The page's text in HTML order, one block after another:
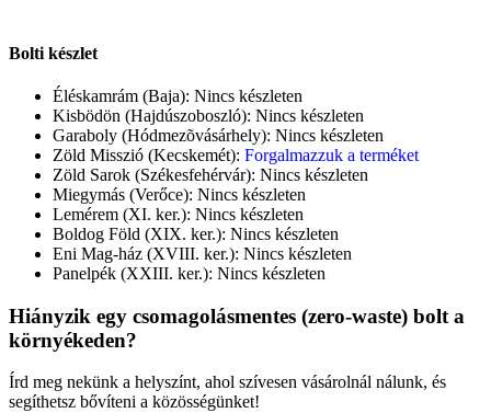
Bolti készlet
Éléskamrám (Baja): Nincs készleten
Kisbödön (Hajdúszoboszló): Nincs készleten
Garaboly (Hódmezõvásárhely): Nincs készleten
Zöld Misszió (Kecskemét): Forgalmazzuk a terméket
Zöld Sarok (Székesfehérvár): Nincs készleten
Miegymás (Verőce): Nincs készleten
Lemérem (XI. ker.): Nincs készleten
Boldog Föld (XIX. ker.): Nincs készleten
Eni Mag-ház (XVIII. ker.): Nincs készleten
Panelpék (XXIII. ker.): Nincs készleten
Hiányzik egy csomagolásmentes (zero-waste) bolt a
környékeden?
Írd meg nekünk a helyszínt, ahol szívesen vásárolnál nálunk, és
segíthetsz bővíteni a közösségünket!